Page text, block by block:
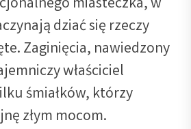
miasteczka, w
dziać się rzeczy
Zaginięcia, nawiedzony
właściciel
śmiałków, którzy
złym mocom.